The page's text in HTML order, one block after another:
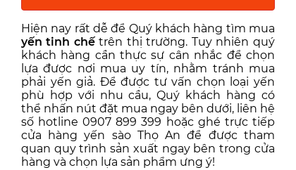
Hiện nay rất dễ để Quý khách hàng tìm mua
yến tinh chếtrên thị trường. Tuy nhiên quý
khách hàng cần thực sự cân nhắc để chọn
lựa được nơi mua uy tín, nhằm tránh mua
phải yến giả. Để được tư vấn chọn loại yến
phù hợp với nhu cầu, Quý khách hàng có
thể nhấn nút đặt mua ngay bên dưới, liên hệ
số hotline 0907 899 399 hoặc ghé trực tiếp
cửa hàng yến sào Thọ An để được tham
quan quy trình sản xuất ngay bên trong cửa
hàng và chọn lựa sản phẩm ưng ý!